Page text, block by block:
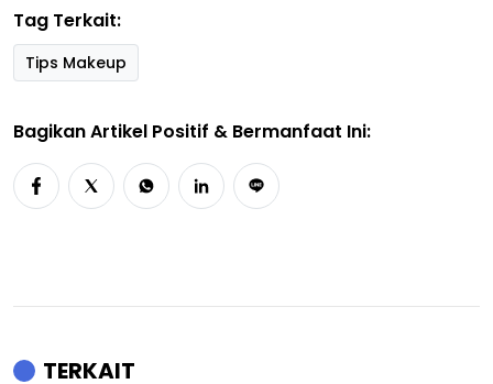
Tag Terkait:
Tips Makeup
Bagikan Artikel Positif & Bermanfaat Ini:
TERKAIT